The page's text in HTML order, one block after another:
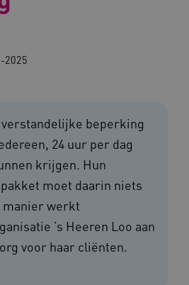
2025
beperking
24 uur per dag
krijgen. Hun
moet daarin niets
manier werkt
’s Heeren Loo aan
voor haar cliënten.